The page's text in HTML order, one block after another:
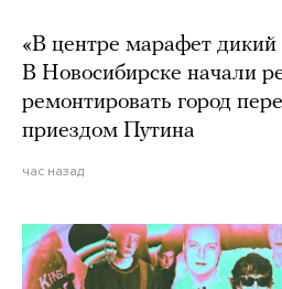
«В центре марафет дикий
В Новосибирске начали
ремонтировать город
приездом Путина
час назад